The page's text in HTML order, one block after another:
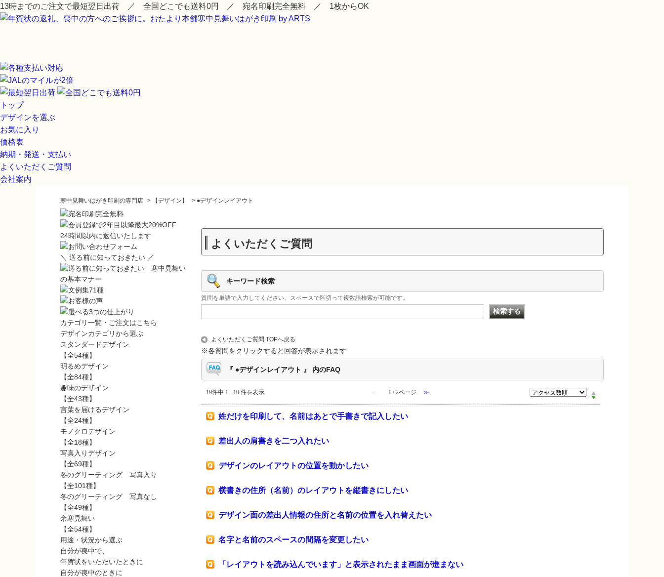
13時までのご注文で最短翌日出荷 ／ 全国どこでも送料0円 ／ 宛名印刷完全無料 ／ 1枚からOK
トップ
デザインを選ぶ
お気に入り
価格表
納期・発送・支払い
よくいただくご質問
会社案内
寒中見舞いはがき印刷の専門店 > 【デザイン】 > ●デザインレイアウト
24時間以内に返信いたします
＼ 送る前に知っておきたい ／
カテゴリ一覧・ご注文はこちら
デザインカテゴリから選ぶ
スタンダードデザイン
【全54種】
明るめデザイン
【全84種】
趣味のデザイン
【全43種】
言葉を届けるデザイン
【全24種】
モノクロデザイン
【全18種】
写真入りデザイン
【全69種】
冬のグリーティング 写真入り
【全101種】
冬のグリーティング 写真なし
【全49種】
余寒見舞い
【全54種】
用途・状況から選ぶ
自分が喪中で、
年賀状をいただいたときに
自分が喪中のときに
よくいただくご質問
キーワード検索
質問を単語で入力してください。スペースで区切って複数語検索が可能です。
よくいただくご質問 TOPへ戻る
※各質問をクリックすると回答が表示されます
『 ●デザインレイアウト 』 内のFAQ
19件中 1 - 10 件を表示 ≪ 1 / 2ページ ≫
姓だけを印刷して、名前はあとで手書きで記入したい
差出人の肩書きを二つ入れたい
デザインのレイアウトの位置を動かしたい
横書きの住所（名前）のレイアウトを縦書きにしたい
デザイン面の差出人情報の住所と名前の位置を入れ替えたい
名字と名前のスペースの間隔を変更したい
「レイアウトを読み込んでいます」と表示されたまま画面が進まない